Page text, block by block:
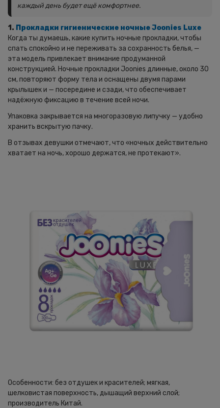
каждый день будет ещё комфортнее.
1. Прокладки гигиенические ночные Joonies Luxe
Когда ты думаешь, какие купить ночные прокладки, чтобы
спать спокойно и не переживать за сохранность белья, —
эта модель привлекает внимание продуманной
конструкцией. Ночные прокладки Joonies длинные, около 30
см, повторяют форму тела и оснащены двумя парами
крылышек и — посередине и сзади, что обеспечивает
надёжную фиксацию в течение всей ночи.
Упаковка закрывается на многоразовую липучку — удобно
хранить вскрытую пачку.
В отзывах девушки отмечают, что «ночных действительно
хватает на ночь, хорошо держатся, не протекают».
Особенности: без отдушек и красителей; мягкая,
шелковистая поверхность, дышащий верхний слой;
производитель Китай.